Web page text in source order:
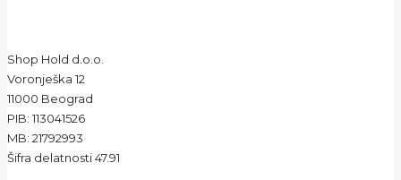
Shop Hold d.o.o.
Voronješka 12
11000 Beograd
PIB: 113041526
MB: 21792993
Šifra delatnosti 47.91